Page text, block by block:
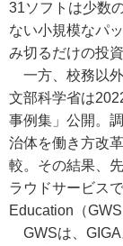
31ソフトは少数
ない小規模なパ
み切るだけの投
一方、校務以外
文部科学省は
事例集」公開。
治体を働き方改
較。その結果、
ラウドサービス
Education（
GWSは、GIGA